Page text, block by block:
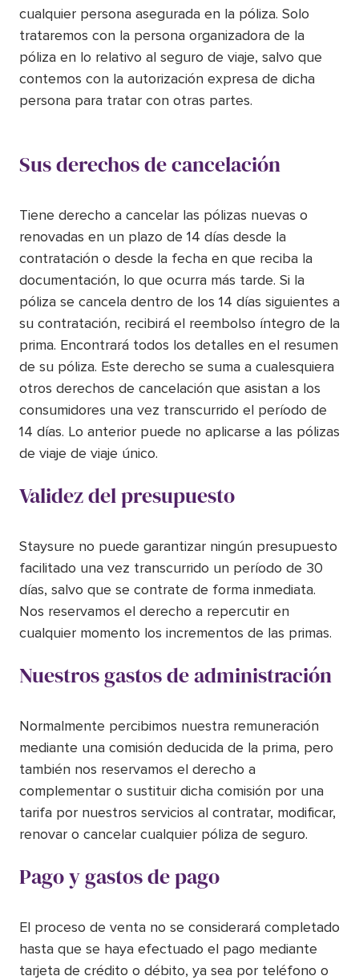
cualquier persona asegurada en la póliza. Solo
trataremos con la persona organizadora de la
póliza en lo relativo al seguro de viaje, salvo que
contemos con la autorización expresa de dicha
persona para tratar con otras partes.
Sus derechos de cancelación
Tiene derecho a cancelar las pólizas nuevas o
renovadas en un plazo de 14 días desde la
contratación o desde la fecha en que reciba la
documentación, lo que ocurra más tarde. Si la
póliza se cancela dentro de los 14 días siguientes a
su contratación, recibirá el reembolso íntegro de la
prima. Encontrará todos los detalles en el resumen
de su póliza. Este derecho se suma a cualesquiera
otros derechos de cancelación que asistan a los
consumidores una vez transcurrido el período de
14 días. Lo anterior puede no aplicarse a las pólizas
de viaje de viaje único.
Validez del presupuesto
Staysure no puede garantizar ningún presupuesto
facilitado una vez transcurrido un período de 30
días, salvo que se contrate de forma inmediata.
Nos reservamos el derecho a repercutir en
cualquier momento los incrementos de las primas.
Nuestros gastos de administración
Normalmente percibimos nuestra remuneración
mediante una comisión deducida de la prima, pero
también nos reservamos el derecho a
complementar o sustituir dicha comisión por una
tarifa por nuestros servicios al contratar, modificar,
renovar o cancelar cualquier póliza de seguro.
Pago y gastos de pago
El proceso de venta no se considerará completado
hasta que se haya efectuado el pago mediante
tarjeta de crédito o débito, ya sea por teléfono o